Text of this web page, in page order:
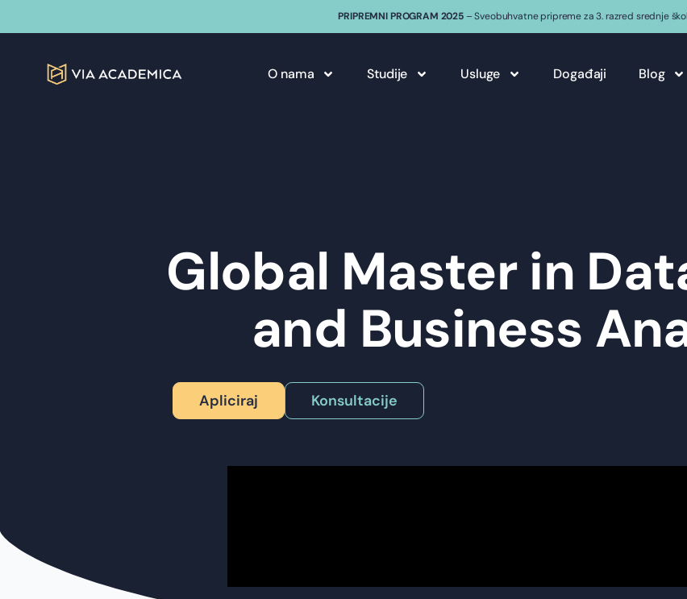
PRIPREMNI PROGRAM 2025– Sveobuhvatne pripreme za 3. razred srednje
O nama Studije Usluge Događaji Blog
Global Master in
and Business
Apliciraj Konsultacije